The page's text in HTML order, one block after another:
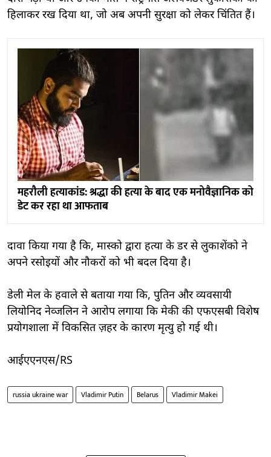
हिलाकर रख दिया था, जो अब अपनी सुरक्षा को लेकर चिंतित हैं।
महरौली हत्याकांड: श्रद्धा की हत्या के बाद एक मनोवैज्ञानिक को
डेट कर रहा था आफताब
दावा किया गया है कि, मास्को द्वारा हत्या के डर से लुकाशेंको ने
अपने रसोइयों और नौकरों को भी बदल दिया है।
डेली मेल के हवाले से बताया गया कि, पुतिन और व्यवसायी
लियोनिद नेव्जलिन ने आरोप लगाया कि मेकी की एफएसबी विशेष
प्रयोगशाला में विकसित ज़हर के कारण मृत्यु हो गई थी।
आईएएनएस/RS
russia ukraine war Vladimir Putin Belarus Vladimir Makei